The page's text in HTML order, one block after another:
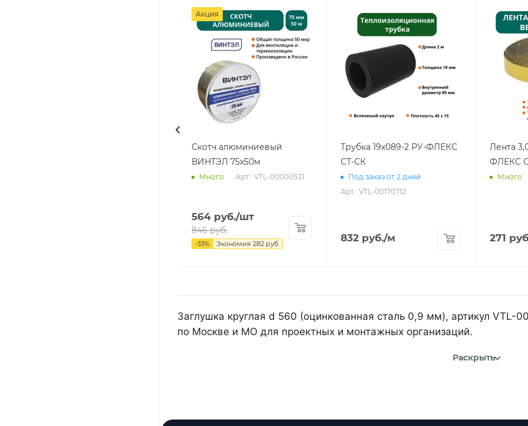
Акция
Скотч алюминиевый
ВИНТЭЛ 75х50м
Много Арт.: VTL-00000531
564 руб./шт
846руб.
-33% Экономия 282 руб.
Трубка 19х089-2 РУ-ФЛЕКС
СТ-СК
Под заказ от 2 дней
Арт.: VTL-00170712
832 руб./м
Лента
ФЛЕКС
Много
271
Заглушка круглая d 560 (оцинкованная сталь 0,9 мм), артикул
по Москве и МО для проектных и монтажных организаций.
Раскрыть